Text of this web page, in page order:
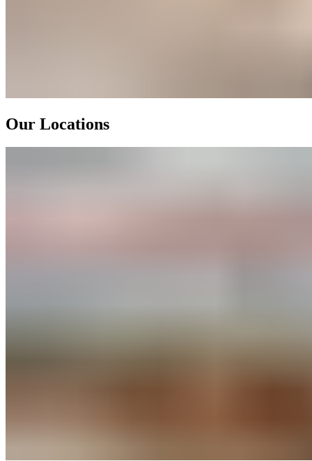
Our Locations​​​​‌ ‍ ​‍​‍‌‍ ‌ ​‍‌‍‍‌‌‍‌ ‌‍‍‌‌‍ ‍​‍​‍​ ‍‍​‍​‍‌ ​ ‌‍​‌‌‍ ‍‌‍‍‌‌ ‌​‌ ‍‌​‍ ‍‌‍‍‌‌‍ ​‍​‍​‍ ​​‍​‍‌‍‍​‌ ​‍‌‍‌‌‌‍‌‍​‍​‍​ ‍‍​‍​‍‌‍‍​‌ ‌​‌ ‌​‌ ​​‌ ​ ​ ‍‍​‍ ​‍ ‌‍ ​​‍ ‌‌‍​‌‌‍ ‍‌‍‌​​‍ ‌‌ ​‍​‍ ‌‌‍‍​‌‍ ‌ ‌​‌‍‌‌‌‍ ​‌ ​ ​‍ ‌‌ ​ ‌ ‌​‌ ‌‌‌‍‌​‌‍‍‌‌‍ ​‍ ‍‌ ‌‍‌‍‌‌‌ ​‍‌‍​ ‌‍‌‌‌‍ ​​‍ ‍‌‍​‌‌ ​​‌ ​​​‍ ‌‍‍‌‌‍ ‍‌ ‌​‌‍‌‌‌‍ ‍‌ ‌​​‍ ‌‍‌‌‌‍‌​‌‍‍‌‌ ‌​​‍ ‌‍ ‌‌‍ ‌‍‌​‌‍‌‌​ ‌‌ ​​‌ ​‍‌‍‌‌‌ ​ ‌‍‌‌‌‍ ‍‌ ‌​‌‍​‌‌ ‌​‌‍‍‌‌‍ ‌‍ ‍​ ‍ ‌‍‍‌‌‍‌​​ ‌‌‍‍​‌‍ ‌ ‌​‌‍‌‌‌‍ ​‌‌​ ‌‍‍‌‌ ‌​‌‍‌‌‌​‍​‌‍ ‌‍ ‌‌‍‌‌‌‌​​‌‍​‌‌‍‌ ‌‍‌‌​‍ ‌‌‍​ ​ ‍​‌‍‌‍‌‍‌​​ ‌ ​ ​​​ ​‌​ ​ ​‍ ‌​ ​‌​ ‌ ​ ​​​ ‌ ​‍ ‌​ ‌​‌‍‌​‌‍‌‌​ ‌‌​‍ ‌‌‍​‌​ ​​‌‍‌‍‌‍​‌​‍ ‌​ ​‌‌‍‌‍​ ‌‌​ ‌‌‌‍​ ​ ​​​ ‌ ​ ​‍‌‍​ ​ ​​​ ‌​‌‍‌‌​ ‍ ‌ ‌​‌ ‍‌‌ ​​‌‍‌‌​ ‌‌‍‍​‌‍ ‌ ‌​‌‍‌‌‌‍ ​‌‌​ ‌‍‍‌‌ ‌​‌‍‌‌‌​‍​‌‍ ‌‍ ‌‌‍‌‌‌‌​​‌‍​‌‌‍‌ ‌‍‌‌​ ‍ ‌ ​​‌‍​‌‌ ‌​‌‍‍​​ ‌‌ ​​‌‍​‌‌‍‌ ‌‍‌‌‌​​‍‌ ‌‌‌‍‍‌‌‍ ​‌‍‌​‌‍‌‌‌ ​‍​‍‌‌​ ‌‌‌​​‍‌‌ ‌‍‍ ‌‍‌‌‌ ‍‌​‍‌‌​ ​ ‌​‌​​‍‌‌​ ​ ‌​‌​​‍‌‌​ ​‍​ ​‍​ ‌ ​ ​​‌‍‌‍‌‍​‌​ ​‌​ ​ ​ ‌‍‌‍​‌​ ‌‌​ ​‍‌‍‌‌​ ​​​‍‌‌​ ​‍​ ​‍​‍‌‌​ ‌‌‌​‌​​‍ ‍‌‍‍​‌‍‌‌‌‍​‌‌‍‌​‌‍‍‌‌‍ ‍‌‍‌ ​ ‌‍​‍‌‍​‌‌ ​ ‌‍‌‌‌‌‌‌‌ ​‍‌‍ ​​ ‌‌‍‍​‌ ‌​‌ ‌​‌ ​​‌ ​ ​‍‌‌​ ​ ‌​​‌​‍‌‌​ ​‍‌​‌‍​‍‌‌​ ​‍‌​‌‍‌‍ ​​‍ ‌‌‍​‌‌‍ ‍‌‍‌​​‍ ‌‌ ​‍​‍ ‌‌‍‍​‌‍ ‌ ‌​‌‍‌‌‌‍ ​‌ ​ ​‍ ‌‌ ​ ‌ ‌​‌ ‌‌‌‍‌​‌‍‍‌‌‍ ​‍ ‍‌ ‌‍‌‍‌‌‌ ​‍‌‍​ ‌‍‌‌‌‍ ​​‍ ‍‌‍​‌‌ ​​‌ ​​​‍‌‍‌‍‍‌‌‍‌​​ ‌‌‍‍​‌‍ ‌ ‌​‌‍‌‌‌‍ ​‌‌​ ‌‍‍‌‌ ‌​‌‍‌‌‌​‍​‌‍ ‌‍ ‌‌‍‌‌‌‌​​‌‍​‌‌‍‌ ‌‍‌‌​‍ ‌‌‍​ ​ ‍​‌‍‌‍‌‍‌​​ ‌ ​ ​​​ ​‌​ ​ ​‍ ‌​ ​‌​ ‌ ​ ​​​ ‌ ​‍ ‌​ ‌​‌‍‌​‌‍‌‌​ ‌‌​‍ ‌‌‍​‌​ ​​‌‍‌‍‌‍​‌​‍ ‌​ ​‌‌‍‌‍​ ‌‌​ ‌‌‌‍​ ​ ​​​ ‌ ​ ​‍‌‍​ ​ ​​​ ‌​‌‍‌‌​‍‌‍‌ ‌​‌ ‍‌‌ ​​‌‍‌‌​ ‌‌‍‍​‌‍ ‌ ‌​‌‍‌‌‌‍ ​‌‌​ ‌‍‍‌‌ ‌​‌‍‌‌‌​‍​‌‍ ‌‍ ‌‌‍‌‌‌‌​​‌‍​‌‌‍‌ ‌‍‌‌​‍‌‍‌ ​​‌‍​‌‌ ‌​‌‍‍​​ ‌‌ ​​‌‍​‌‌‍‌ ‌‍‌‌‌​​‍‌ ‌‌‌‍‍‌‌‍ ​‌‍‌​‌‍‌‌‌ ​‍​‍‌‌​ ‌‌‌​​‍‌‌ ‌‍‍ ‌‍‌‌‌ ‍‌​‍‌‌​ ​ ‌​‌​​‍‌‌​ ​ ‌​‌​​‍‌‌​ ​‍​ ​‍​ ‌ ​ ​​‌‍‌‍‌‍​‌​ ​‌​ ​ ​ ‌‍‌‍​‌​ ‌‌​ ​‍‌‍‌‌​ ​​​‍‌‌​ ​‍​ ​‍​‍‌‌​ ‌‌‌​‌​​‍ ‍‌‍‍​‌‍‌‌‌‍​‌‌‍‌​‌‍‍‌‌‍ ‍‌‍‌ ​‍‌‍‌ ​​‌‍‌‌‌ ​‍‌ ​ ‌ ​​‌‍‌‌‌‍​ ‌ ‌​‌‍‍‌‌ ‌‍‌‍‌‌​ ‌‌ ​​‌ ‌‌‌‍​‍‌‍ ​‌‍‍‌‌ ​ ‌‍‍​‌‍‌‌‌‍‌​​‍​‍‌ ‌